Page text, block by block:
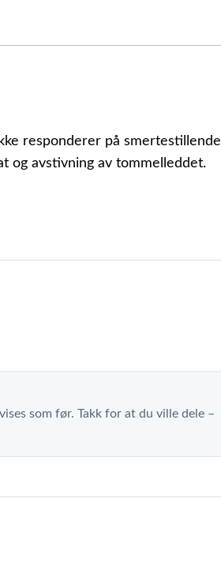
responderer på smertestillende
og avstivning av tommelleddet.
som før. Takk for at du ville dele –